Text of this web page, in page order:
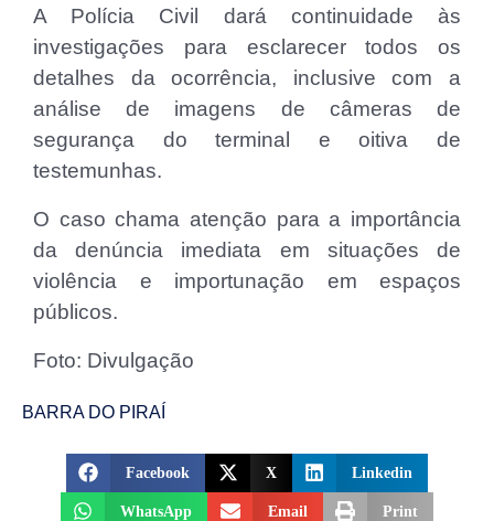
A Polícia Civil dará continuidade às
investigações para esclarecer todos os
detalhes da ocorrência, inclusive com a
análise de imagens de câmeras de
segurança do terminal e oitiva de
testemunhas.
O caso chama atenção para a importância
da denúncia imediata em situações de
violência e importunação em espaços
públicos.
Foto: Divulgação
BARRA DO PIRAÍ
Facebook X Linkedin
WhatsApp Email Print